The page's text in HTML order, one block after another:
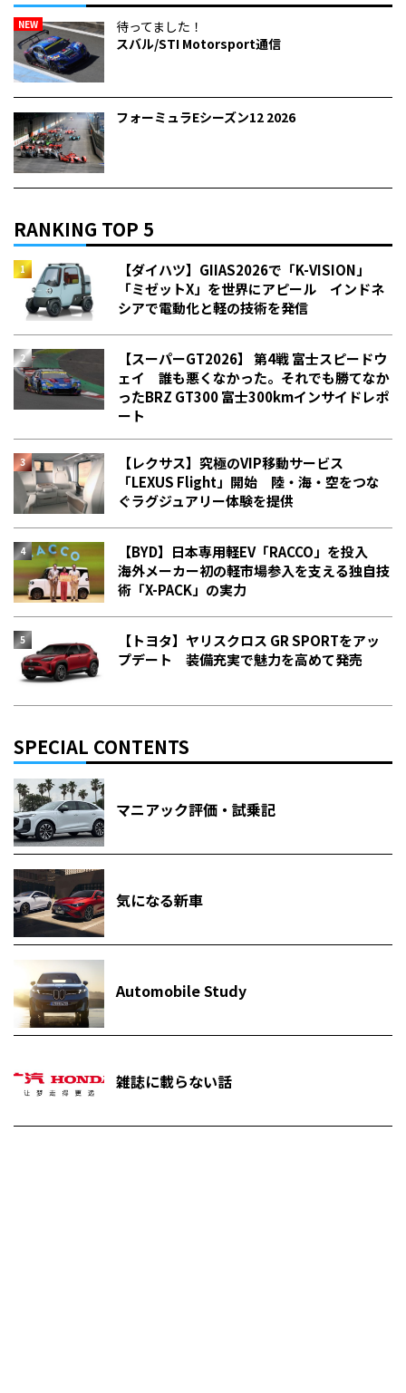
NEW
待ってました！
スバル/STI Motorsport通信
フォーミュラEシーズン12 2026
RANKING TOP 5
【ダイハツ】GIIAS2026で「K-VISION」
「ミゼットX」を世界にアピール インドネ
シアで電動化と軽の技術を発信
【スーパーGT2026】 第4戦 富士スピードウ
ェイ 誰も悪くなかった。それでも勝てなか
った――BRZ GT300 富士300kmインサイドレポ
ート
【レクサス】究極のVIP移動サービス
「LEXUS Flight」開始 陸・海・空をつな
ぐラグジュアリー体験を提供
【BYD】日本専用軽EV「RACCO」を投入
海外メーカー初の軽市場参入を支える独自技
術「X-PACK」の実力
【トヨタ】ヤリスクロス GR SPORTをアッ
プデート 装備充実で魅力を高めて発売
SPECIAL CONTENTS
マニアック評価・試乗記
気になる新車
Automobile Study
雑誌に載らない話